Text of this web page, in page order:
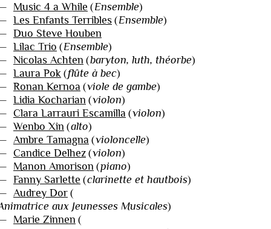
Music 4 a While (Ensemble)
Les Enfants Terribles (Ensemble)
Duo Steve Houben
Lilac Trio (Ensemble)
Nicolas Achten (baryton, luth, théorbe)
Laura Pok (flûte à bec)
Ronan Kernoa (viole de gambe)
Lidia Kocharian (violon)
Clara Larrauri Escamilla (violon)
Wenbo Xin (alto)
Ambre Tamagna (violoncelle)
Candice Delhez (violon)
Manon Amorison (piano)
Fanny Sarlette (clarinette et hautbois)
Audrey Dor (
aux Jeunesses Musicales)
Marie Zinnen (